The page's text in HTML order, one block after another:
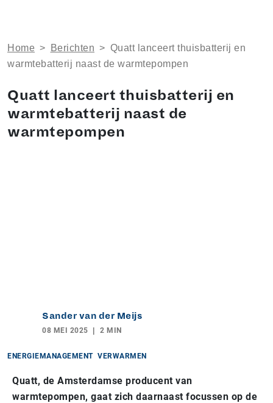
Home > Berichten > Quatt lanceert thuisbatterij en
warmtebatterij naast de warmtepompen
Quatt lanceert thuisbatterij en
warmtebatterij naast de
warmtepompen
Sander van der Meijs
08 MEI 2025 2 MIN
ENERGIEMANAGEMENT VERWARMEN
Quatt, de Amsterdamse producent van
warmtepompen, gaat zich daarnaast focussen op de